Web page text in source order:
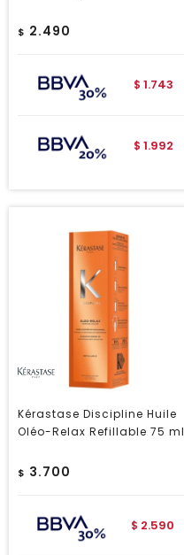
$ 2.490
$ 1.743
$ 1.992
Kérastase Discipline Huile
Oléo-Relax Refillable 75 ml
$ 3.700
$ 2.590